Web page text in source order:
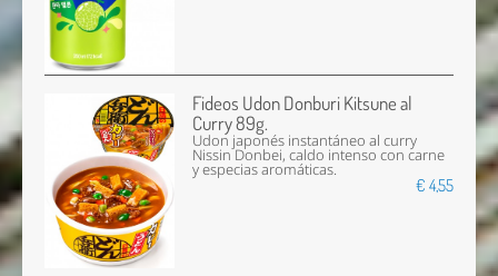
Fideos Udon Donburi Kitsune al
Curry 89g.
Udon japonés instantáneo al curry
Nissin Donbei, caldo intenso con carne
y especias aromáticas.
€ 4,55